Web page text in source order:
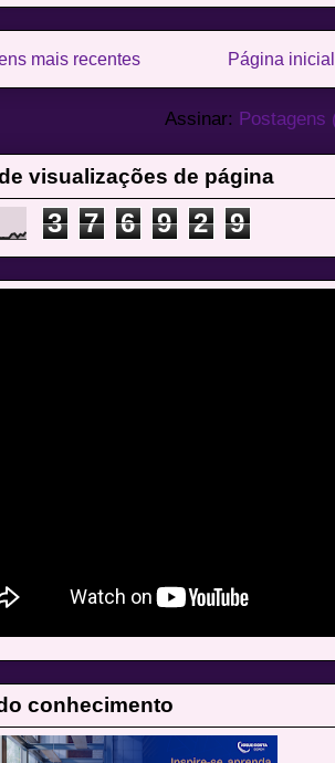
mais recentes Página inicial
Assinar: Postagens
visualizações de página
3 7 6 9 2 9
conhecimento